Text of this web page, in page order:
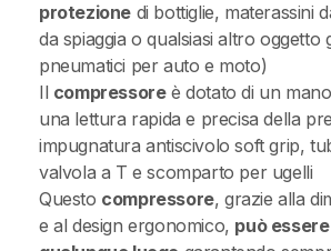
protezione di bottiglie, materassini
da spiaggia o qualsiasi altro oggetto
pneumatici per auto e moto)
Il compressoreè dotato di un
una lettura rapida e precisa della
impugnatura antiscivolo soft grip,
valvola a T e scomparto per ugelli
Questo compressore, grazie alla
e al design ergonomico, può